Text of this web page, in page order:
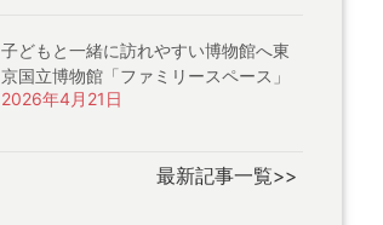
子どもと一緒に訪れやすい博物館へ東
京国立博物館「ファミリースペース」
2026年4月21日
最新記事一覧>>